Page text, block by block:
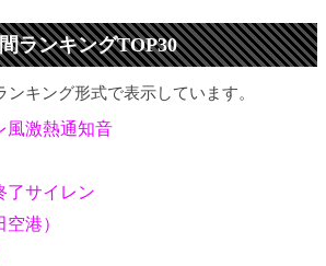
ランキングTOP30
キング形式で表示しています。
風激熱通知音
了サイレン
港）